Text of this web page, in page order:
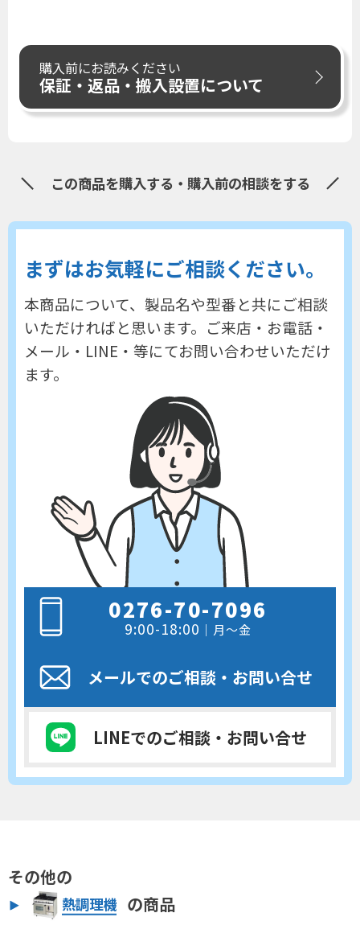
購入前にお読みください
保証・返品・搬入設置について
この商品を購入する・購入前の相談をする
まずはお気軽にご相談ください。
本商品について、製品名や型番と共にご相談
いただければと思います。 ご来店・お電話・
メール・LINE・等にてお問い合わせいただけ
ます。
0276-70-7096
9:00-18:00 ｜月～金
メールでのご相談 ・お問い合せ
LINEでのご相談 ・お問い合せ
その他の
熱調理機 の商品